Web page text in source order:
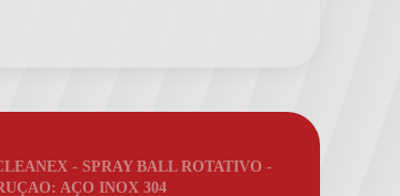
- SPRAY BALL ROTATIVO -
AÇO INOX 304